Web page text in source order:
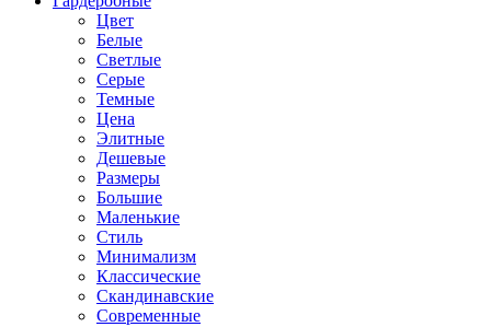
Цвет
Белые
Светлые
Серые
Темные
Цена
Элитные
Дешевые
Размеры
Большие
Маленькие
Стиль
Минимализм
Классические
Скандинавские
Современные